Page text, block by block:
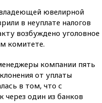
ювелирной
в неуплате налогов
возбуждено уголовное
комитете.
компании пять
от уплаты
в том, что с
один из банков